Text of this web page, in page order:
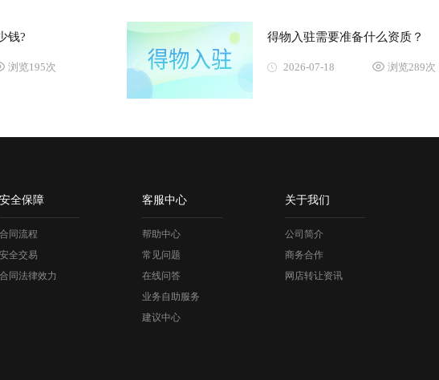
钱?
浏览195次
得物入驻需要准备什么资质？
2026-07-18 浏览289次
安全保障
合同流程
安全交易
合同法律效力
客服中心
帮助中心
常见问题
在线问答
业务自助服务
建议中心
关于我们
公司简介
商务合作
网店转让资讯